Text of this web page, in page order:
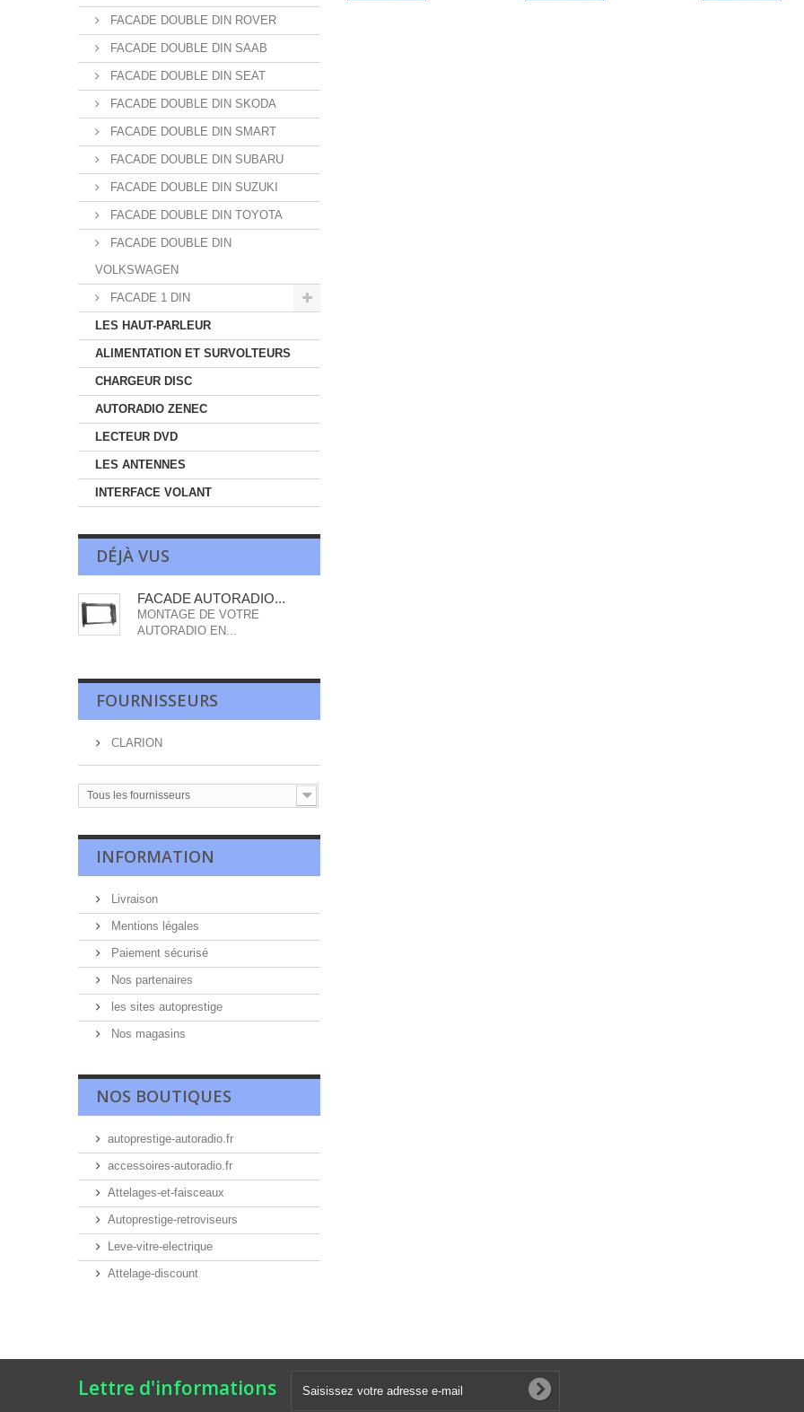
FACADE DOUBLE DIN ROVER
FACADE DOUBLE DIN SAAB
FACADE DOUBLE DIN SEAT
FACADE DOUBLE DIN SKODA
FACADE DOUBLE DIN SMART
FACADE DOUBLE DIN SUBARU
FACADE DOUBLE DIN SUZUKI
FACADE DOUBLE DIN TOYOTA
FACADE DOUBLE DIN
VOLKSWAGEN
FACADE 1 DIN
LES HAUT-PARLEUR
ALIMENTATION ET SURVOLTEURS
CHARGEUR DISC
AUTORADIO ZENEC
LECTEUR DVD
LES ANTENNES
INTERFACE VOLANT
DÉJÀ VUS
FACADE AUTORADIO...
MONTAGE DE VOTRE
AUTORADIO EN...
FOURNISSEURS
CLARION
Tous les fournisseurs
INFORMATION
Livraison
Mentions légales
Paiement sécurisé
Nos partenaires
les sites autoprestige
Nos magasins
NOS BOUTIQUES
autoprestige-autoradio.fr
accessoires-autoradio.fr
Attelages-et-faisceaux
Autoprestige-retroviseurs
Leve-vitre-electrique
Attelage-discount
Lettre d'informations